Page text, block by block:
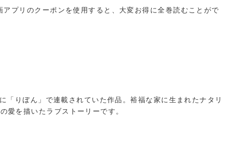
プリのクーポンを使用すると、大変お得に全巻読むことがで
りぼん」で連載されていた作品。裕福な家に生まれたナタリ
愛を描いたラブストーリーです。